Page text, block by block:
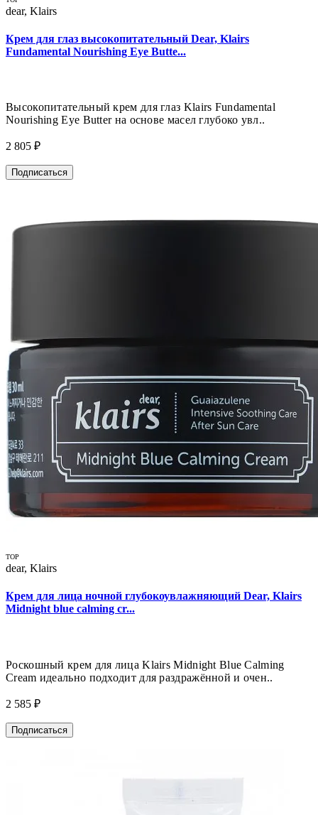
dear, Klairs
Крем для глаз высокопитательный Dear, Klairs
Fundamental Nourishing Eye Butte...
Высокопитательный крем для глаз Klairs Fundamental
Nourishing Eye Butter на основе масел глубоко увл..
2 805 ₽
Подписаться
TOP
dear, Klairs
Крем для лица ночной глубокоувлажняющий Dear, Klairs
Midnight blue calming cr...
Роскошный крем для лица Klairs Midnight Blue Calming
Cream идеально подходит для раздражённой и очен..
2 585 ₽
Подписаться